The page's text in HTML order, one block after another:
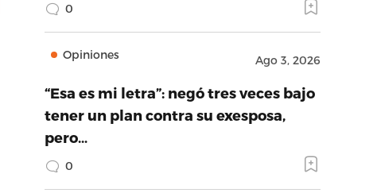
0
Opiniones Ago 3, 2026
“Esa es mi letra”: negó tres veces bajo
tener un plan contra su exesposa,
pero…
0